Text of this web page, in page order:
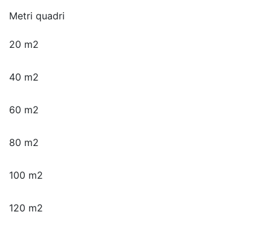
Metri quadri
20 m2
40 m2
60 m2
80 m2
100 m2
120 m2